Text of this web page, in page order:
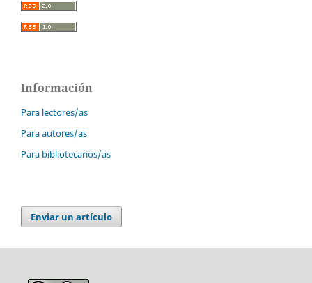
Información
Para lectores/as
Para autores/as
Para bibliotecarios/as
Enviar un artículo